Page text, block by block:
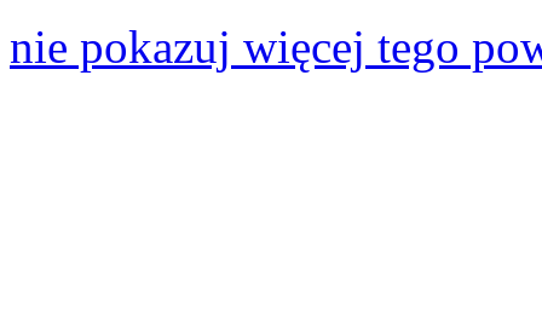
nie pokazuj więcej tego